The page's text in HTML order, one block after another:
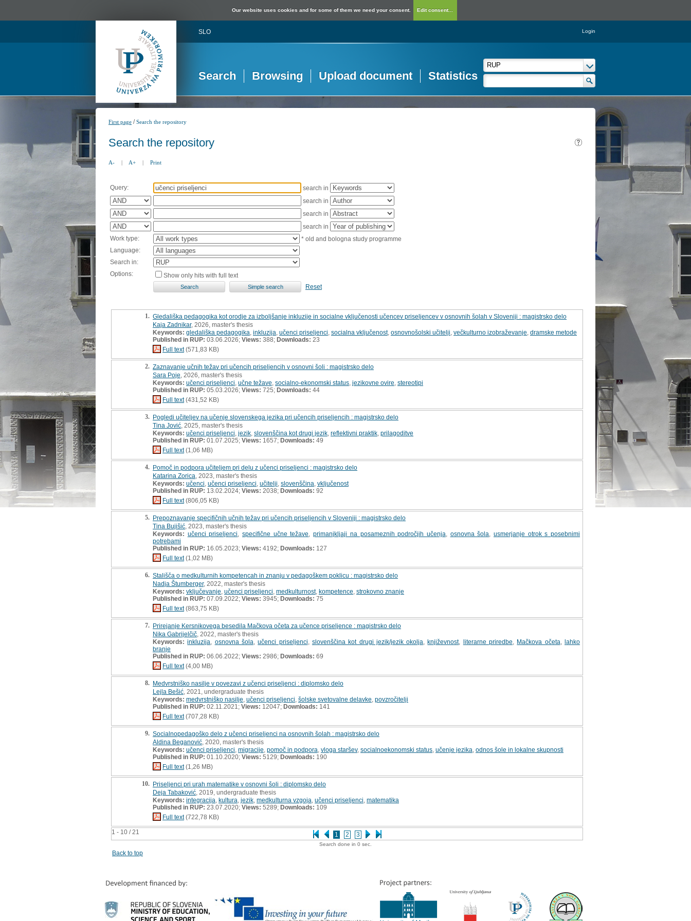
Our website uses cookies and for some of them we need your consent. Edit consent...
SLO Login
Search Browsing Upload document Statistics
First page /Search the repository
Search the repository
A- | A+ | Print
Query:
search in
search in
search in
search in
Work type:
* old and bologna study programme
Language:
Search in:
Options:
Show only hits with full text
Reset
1 - 10 / 21 1 2 3
1. Gledališka pedagogika kot orodje za izboljšanje inkluzije in socialne vključenosti učencev priseljencev v osnovnih šolah v Sloveniji : magistrsko delo
Kaja Zadnikar, 2026, master's thesis
Keywords: gledališka pedagogika inkluzija učenci priseljenci socialna vključenost, osnovnošolski učitelji večkulturno izobraževanje dramske metode
Published in RUP: 03.06.2026; Views: 388; Downloads: 23
Full text(571,83 KB)
2. Zaznavanje učnih težav pri učencih priseljencih v osnovni šoli : magistrsko delo
Sara Poje , 2026, master's thesis
Keywords: učenci priseljenci učne težave socialno-ekonomski status jezikovne ovire stereotipi
Published in RUP: 05.03.2026; Views: 725; Downloads: 44
Full text(431,52 KB)
3. Pogledi učiteljev na učenje slovenskega jezika pri učencih priseljencih : magistrsko delo
Tina Jović , 2025, master's thesis
Keywords: učenci priseljenci jezik slovenščina kot drugi jezik reflektivni praktik prilagoditve
Published in RUP: 01.07.2025; Views: 1657; Downloads: 49
Full text(1,06 MB)
4. Pomoč in podpora učiteljem pri delu z učenci priseljenci : magistrsko delo
Katarina Zorica , 2023, master's thesis
Keywords: učenci učenci priseljenci učitelji slovenščina vključenost
Published in RUP: 13.02.2024; Views: 2038; Downloads: 92
Full text(806,05 KB)
5. Prepoznavanje specifičnih učnih težav pri učencih priseljencih v Sloveniji : magistrsko delo
Tina Bujišić , 2023, master's thesis
Keywords: učenci priseljenci ,specifične učne težave ,primanjkljaji na posameznih področjih učenja osnovna šola
usmerjanje otrok s posebnimi
potrebami
Published in RUP: 16.05.2023; Views: 4192; Downloads: 127
Full text(1,02 MB)
6. Stališča o medkulturnih kompetencah in znanju v pedagoškem poklicu : magistrsko delo
Nadja Štumberger, 2022, master's thesis
Keywords: vključevanje učenci priseljenci medkulturnost, kompetence strokovno znanje
Published in RUP: 07.09.2022; Views: 3945; Downloads: 75
Full text(863,75 KB)
7. Prirejanje Kersnikovega besedila Mačkova očeta za učence priseljence : magistrsko delo
Nika Gabrijelčič , 2022, master's thesis
Keywords: inkluzija osnovna šola ,učenci priseljenci slovenščina kot drugi jezik/jezik okolja ,književnost, literarne priredbe Mačkova očeta
lahko
branje
Published in RUP: 06.06.2022; Views: 2986; Downloads: 69
Full text(4,00 MB)
8. Medvrstniško nasilje v povezavi z učenci priseljenci : diplomsko delo
Lejla Bešić , 2021, undergraduate thesis
Keywords: medvrstniško nasilje učenci priseljenci šolske svetovalne delavke povzročitelji
Published in RUP: 02.11.2021; Views: 12047; Downloads: 141
Full text(707,28 KB)
9. Socialnopedagoško delo z učenci priseljenci na osnovnih šolah : magistrsko delo
Aldina Beganović , 2020, master's thesis
Keywords: učenci priseljenci migracije pomoč in podpora vloga staršev, socialnoekonomski status učenje jezika odnos šole in lokalne skupnosti
Published in RUP: 01.10.2020; Views: 5129; Downloads: 190
Full text(1,26 MB)
10. Priseljenci pri urah matematike v osnovni šoli : diplomsko delo
Deja Tabaković , 2019, undergraduate thesis
Keywords: integracija kultura jezik medkulturna vzgoja učenci priseljenci matematika
Published in RUP: 23.07.2020; Views: 5289; Downloads: 109
Full text(722,78 KB)
Search done in 0 sec.
Back to top